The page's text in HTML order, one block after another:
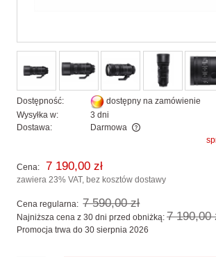
Dostępność:
dostępny na zamówienie
Wysyłka w:
3 dni
Dostawa:
Darmowa
Cena nie zawiera ewentualnych kosztów
Cena: 7 190,00 zł
zawiera 23% VAT, bez kosztów dostawy
Cena regularna: 7 590,00 zł
Najniższa cena z 30 dni przed obniżką: 7 190,00
Promocja trwa do 30 sierpnia 2026